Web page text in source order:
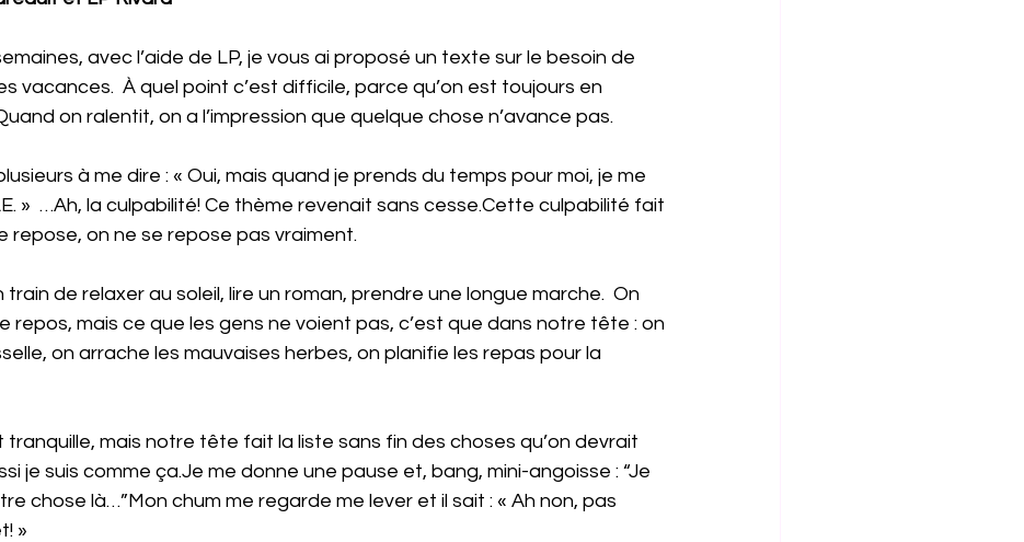
avec l’aide de LP, je vous ai proposé un texte sur le besoin de
vacances.  À quel point c’est difficile, parce qu’on est toujours en
on ralentit, on a l’impression que quelque chose n’avance pas.
à me dire : « Oui, mais quand je prends du temps pour moi, je me
»  …Ah, la culpabilité! Ce thème revenait sans cesse.Cette culpabilité fait
repose, on ne se repose pas vraiment.
de relaxer au soleil, lire un roman, prendre une longue marche.  On
repos, mais ce que les gens ne voient pas, c’est que dans notre tête : on
on arrache les mauvaises herbes, on planifie les repas pour la
mais notre tête fait la liste sans fin des choses qu’on devrait
je suis comme ça.Je me donne une pause et, bang, mini-angoisse : “Je
chose là…”Mon chum me regarde me lever et il sait : « Ah non, pas
»